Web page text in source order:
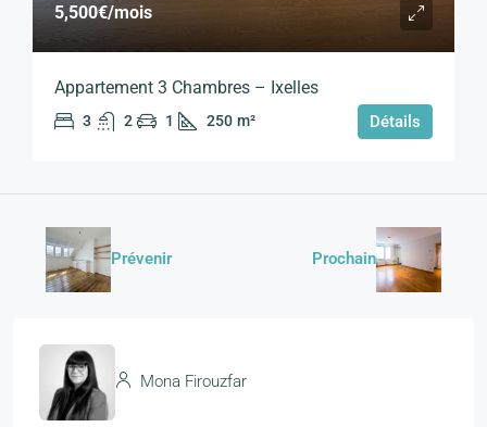
5,500€/mois
Appartement 3 Chambres – Ixelles
3 2 1 250 m² Détails
Prévenir Prochain
Mona Firouzfar